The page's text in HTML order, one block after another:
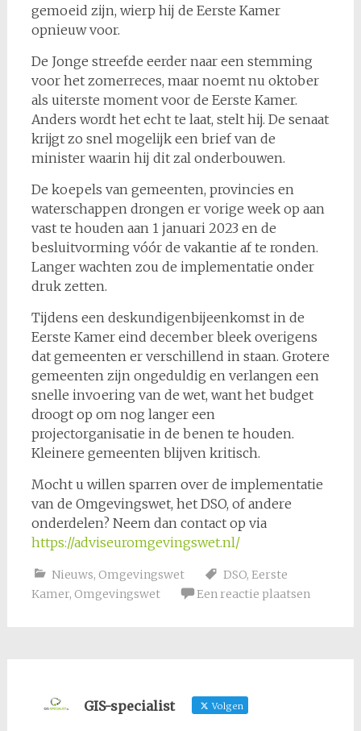
gemoeid zijn, wierp hij de Eerste Kamer
opnieuw voor.
De Jonge streefde eerder naar een stemming
voor het zomerreces, maar noemt nu oktober
als uiterste moment voor de Eerste Kamer.
Anders wordt het echt te laat, stelt hij. De senaat
krijgt zo snel mogelijk een brief van de
minister waarin hij dit zal onderbouwen.
De koepels van gemeenten, provincies en
waterschappen drongen er vorige week op aan
vast te houden aan 1 januari 2023 en de
besluitvorming vóór de vakantie af te ronden.
Langer wachten zou de implementatie onder
druk zetten.
Tijdens een deskundigenbijeenkomst in de
Eerste Kamer eind december bleek overigens
dat gemeenten er verschillend in staan. Grotere
gemeenten zijn ongeduldig en verlangen een
snelle invoering van de wet, want het budget
droogt op om nog langer een
projectorganisatie in de benen te houden.
Kleinere gemeenten blijven kritisch.
Mocht u willen sparren over de implementatie
van de Omgevingswet, het DSO, of andere
onderdelen? Neem dan contact op via
https://adviseuromgevingswet.nl/
Nieuws, Omgevingswet DSO, Eerste
Kamer, Omgevingswet Een reactie plaatsen
GIS-specialist Volgen